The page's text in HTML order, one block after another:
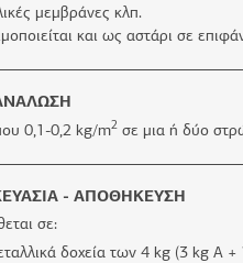
μεμβράνες κλπ.
και ως αστάρι σε
0,1-0,2 kg/m2 σε μια ή δύο
- ΑΠΟΘΗΚΕΥΣΗ
σε:
δοχεία των 4 kg (3 kg A +